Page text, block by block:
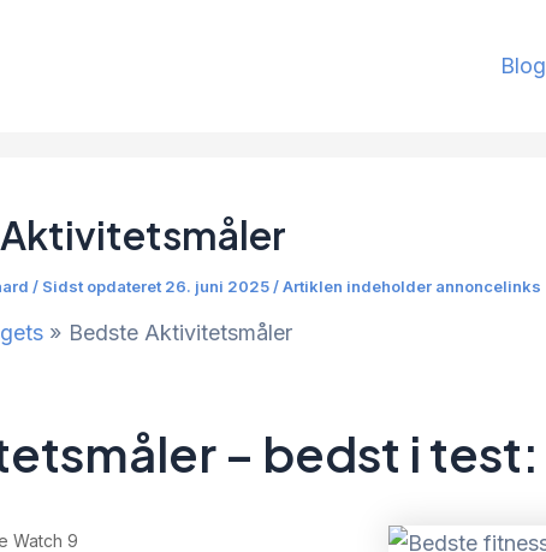
Blog
/ Sidst opdateret 26. juni 2025 / Artiklen indeholder annoncelinks
Bedste Aktivitetsmåler
– bedst i test:
Watch 9